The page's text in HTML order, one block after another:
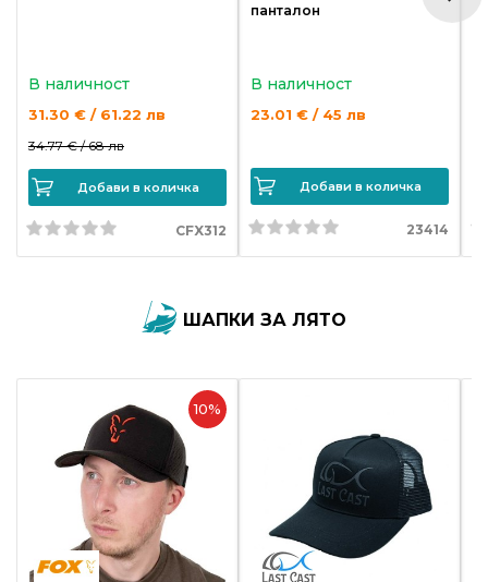
В наличност
31.30 € / 61.22 лв
34.77 € /68 лв
Добави в количка
CFX312
панталон
В наличност
23.01 € / 45 лв
Добави в количка
23414
ШАПКИ ЗА ЛЯТО
10%